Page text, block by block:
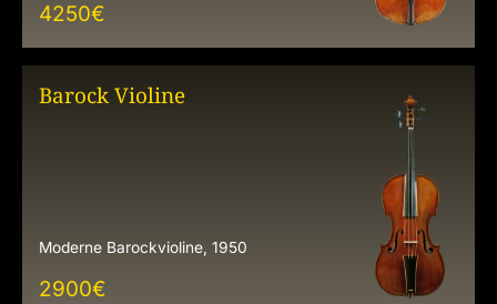
4250€
Barock Violine
Moderne Barockvioline, 1950
2900€